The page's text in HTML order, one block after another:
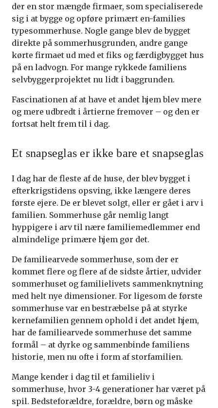
der en stor mængde firmaer, som specialiserede
sig i at bygge og opføre primært en-families
typesommerhuse. Nogle gange blev de bygget
direkte på sommerhusgrunden, andre gange
kørte firmaet ud med et fiks og færdigbygget hus
på en ladvogn. For mange rykkede familiens
selvbyggerprojektet nu lidt i baggrunden.
Fascinationen af at have et andet hjem blev mere
og mere udbredt i årtierne fremover – og den er
fortsat helt frem til i dag.
Et snapseglas er ikke bare et snapseglas
I dag har de fleste af de huse, der blev bygget i
efterkrigstidens opsving, ikke længere deres
første ejere. De er blevet solgt, eller er gået i arv i
familien. Sommerhuse går nemlig langt
hyppigere i arv til nære familiemedlemmer end
almindelige primære hjem gør det.
De familiearvede sommerhuse, som der er
kommet flere og flere af de sidste årtier, udvider
sommerhuset og familielivets sammenknytning
med helt nye dimensioner. For ligesom de første
sommerhuse var en bestræbelse på at styrke
kernefamilien gennem ophold i det andet hjem,
har de familiearvede sommerhuse det samme
formål – at dyrke og sammenbinde familiens
historie, men nu ofte i form af storfamilien.
Mange kender i dag til et familieliv i
sommerhuse, hvor 3-4 generationer har været på
spil. Bedsteforældre, forældre, børn og måske